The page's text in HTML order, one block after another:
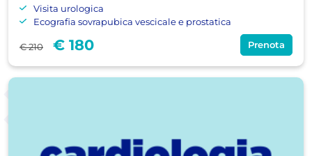
Visita urologica
Ecografia sovrapubica vescicale e prostatica
€ 210 € 180 Prenota